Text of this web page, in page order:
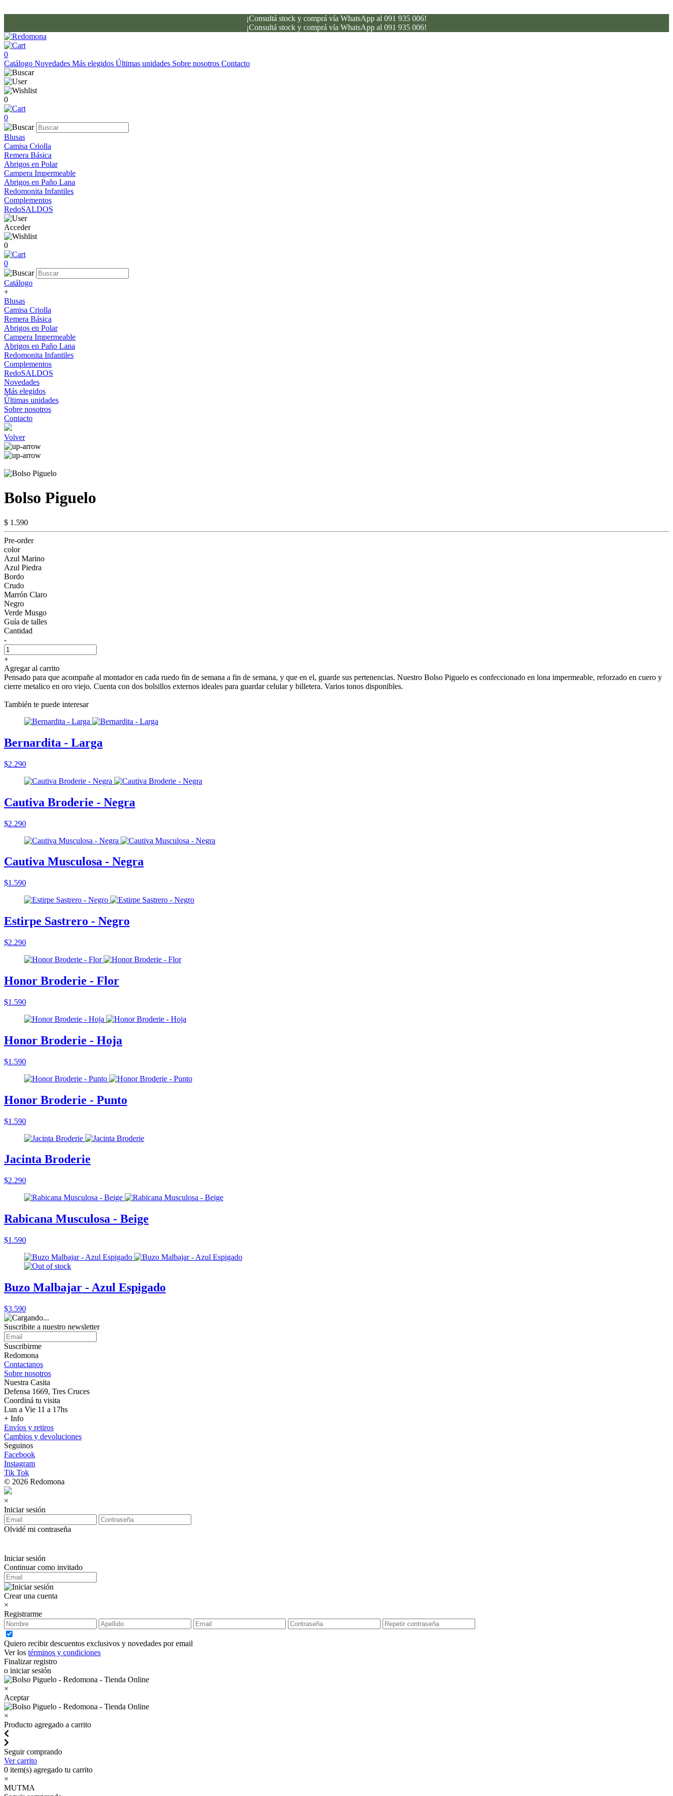
¡Consultá stock y comprá vía WhatsApp al 091 935 006!
¡Consultá stock y comprá vía WhatsApp al 091 935 006!
0
Catálogo Novedades Más elegidos Últimas unidades Sobre nosotros Contacto
0
0
Blusas
Camisa Criolla
Remera Básica
Abrigos en Polar
Campera Impermeable
Abrigos en Paño Lana
Redomonita Infantiles
Complementos
RedoSALDOS
Acceder
0
0
Catálogo
+
Blusas
Camisa Criolla
Remera Básica
Abrigos en Polar
Campera Impermeable
Abrigos en Paño Lana
Redomonita Infantiles
Complementos
RedoSALDOS
Novedades
Más elegidos
Últimas unidades
Sobre nosotros
Contacto
Volver
Bolso Piguelo
$ 1.590
Pre-order
color
Azul Marino
Azul Piedra
Bordo
Crudo
Marrón Claro
Negro
Verde Musgo
Guía de talles
Cantidad
-
+
Agregar al carrito
Pensado para que acompañe al montador en cada ruedo fin de semana a fin de semana, y que en el, guarde sus pertenencias. Nuestro Bolso Piguelo es confeccionado en lona impermeable, reforzado en cuero y
cierre metalico en oro viejo. Cuenta con dos bolsillos externos ideales para guardar celular y billetera. Varios tonos disponibles.
También te puede interesar
Bernardita - Larga
$2.290
Cautiva Broderie - Negra
$2.290
Cautiva Musculosa - Negra
$1.590
Estirpe Sastrero - Negro
$2.290
Honor Broderie - Flor
$1.590
Honor Broderie - Hoja
$1.590
Honor Broderie - Punto
$1.590
Jacinta Broderie
$2.290
Rabicana Musculosa - Beige
$1.590
Buzo Malbajar - Azul Espigado
$3.590
Suscribite a nuestro newsletter
Suscribirme
Redomona
Contactanos
Sobre nosotros
Nuestra Casita
Defensa 1669, Tres Cruces
Coordiná tu visita
Lun a Vie 11 a 17hs
+ Info
Envíos y retiros
Cambios y devoluciones
Seguinos
Facebook
Instagram
Tik Tok
© 2026 Redomona
×
Iniciar sesión
Olvidé mi contraseña
Iniciar sesión
Continuar como invitado
Crear una cuenta
×
Registrarme
Quiero recibir descuentos exclusivos y novedades por email
Ver los términos y condiciones
Finalizar registro
o iniciar sesión
×
Aceptar
×
Producto agregado a carrito
Seguir comprando
Ver carrito
0 item(s) agregado tu carrito
×
MUTMA